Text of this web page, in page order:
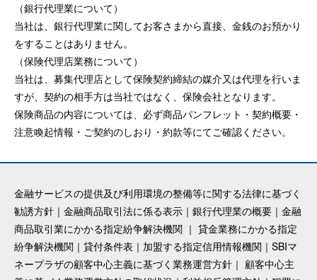
（銀行代理業について）
当社は、銀行代理業に関してお客さまから直接、金銭のお預かり
をすることはありません。
（保険代理店業務について）
当社は、募集代理店として保険契約締結の媒介又は代理を行いま
すが、契約の相手方は当社ではなく、保険会社となります。
保険商品の内容については、必ず商品パンフレット・契約概要・
注意喚起情報・ご契約のしおり・約款等にてご確認ください。
金融サービスの提供及び利用環境の整備等に関する法律に基づく
勧誘方針 ｜ 金融商品取引法に係る表示 ｜ 銀行代理業の概要 ｜ 金融
商品取引業にかかる指定紛争解決機関 ｜ 貸金業務にかかる指定
紛争解決機関 ｜ 貸付条件表 ｜ 加盟する指定信用情報機関 ｜ SBIマ
ネープラザの顧客中心主義に基づく業務運営方針 ｜ 顧客中心主